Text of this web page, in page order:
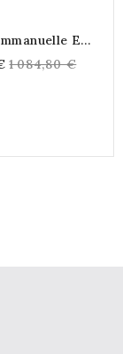
En
Rotin
Regular
1 084,80 €